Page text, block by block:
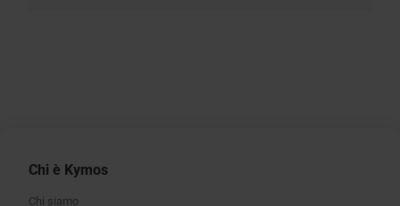
Chi è Kymos
Chi siamo